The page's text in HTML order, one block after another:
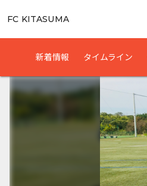
FC KITASUMA
新着情報 タイムライン